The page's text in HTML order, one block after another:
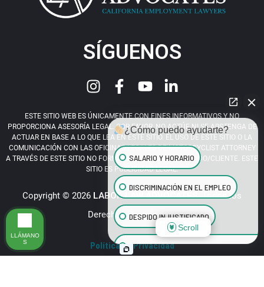
SÍGUENOS
ESTE SITIO WEB ES ÚNICAMENTE CON FINES INFORMATIVOS Y NO
PROPORCIONA ASESORÍA LEGAL. POR FAVOR, NO ACTÚE NI SE ABSTENGA DE
ACTUAR EN BASE A LO QUE LEA EN ESTE SITIO. EL USO DE ESTE SITIO O LA
COMUNICACIÓN CON LAS OFICINAS LEGALES DE MOTORCYCLIST ATTORNEY
A TRAVÉS DE ESTE SITIO NO FORMA UNA RELACIÓN ABOGADO/CLIENTE. ESTE
SITIO ES PUBLICIDAD LEGAL.
Copyright © 2026 LABOR LAW ADVOCATES. Todos los
Derechos Reservados.
Política de Privacidad
¿Cómo puedo ayudarte?
SALARIO Y HORARIO
DISCRIMINACIÓN EN EL EMPLEO
DESPIDO INJUSTIFICADO
ACOSO SEXUAL EN EL LUGAR DE
Scroll
LLÁMANO
S